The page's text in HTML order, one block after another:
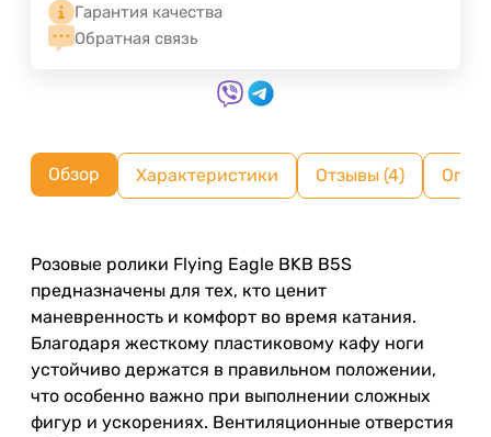
Гарантия качества
Обратная связь
Обзор Характеристики Отзывы (4)
Розовые ролики Flying Eagle BKB B5S
предназначены для тех, кто ценит
маневренность и комфорт во время катания.
Благодаря жесткому пластиковому кафу ноги
устойчиво держатся в правильном положении,
что особенно важно при выполнении сложных
фигур и ускорениях. Вентиляционные отверстия